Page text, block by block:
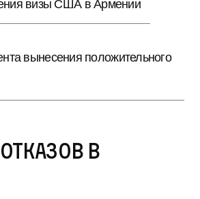
визы США в Армении
вынесения положительного
в